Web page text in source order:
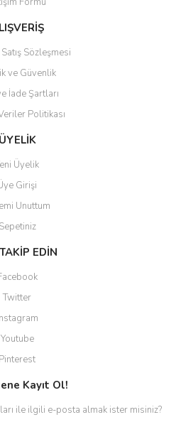
GönderSözleşmesi
ve Güvenlik
İade Şartları
Politikası
ÜYELİK
Üyelik
Girişi
Unuttum
Sepetiniz
EDİN
Twitter
Youtube
Pinterest
Kayıt Ol!
ile ilgili e-posta almak ister misiniz?